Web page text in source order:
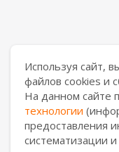
Используя сайт,
файлов cookies и
На данном сайте
технологии
предоставления
систематизации